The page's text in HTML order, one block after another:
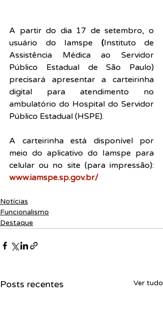
A partir do dia 17 de setembro, o
usuário do Iamspe (Instituto de
Assistência Médica ao Servidor
Público Estadual de São Paulo)
precisará apresentar a carteirinha
digital para atendimento no
ambulatório do Hospital do Servidor
Público Estadual (HSPE).
A carteirinha está disponível por
meio do aplicativo do Iamspe para
celular ou no site (para impressão):
www.iamspe.sp.gov.br/
Notícias
Funcionalismo
Destaque
Posts recentes Ver tudo